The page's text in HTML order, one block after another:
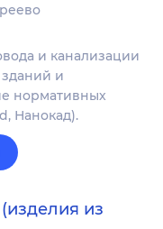
и канализации
и
нормативных
Нанокад).
из